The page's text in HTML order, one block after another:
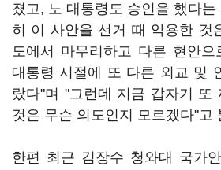
졌고, 노 대통령도 승인을 했다
히 이 사안을 선거 때 악용한 것
도에서 마무리하고 다른 현안으
대통령 시절에 또 다른 외교 및
랐다"며 "그런데 지금 갑자기 또
것은 무슨 의도인지 모르겠다"고
한편 최근 김장수 청와대 국가